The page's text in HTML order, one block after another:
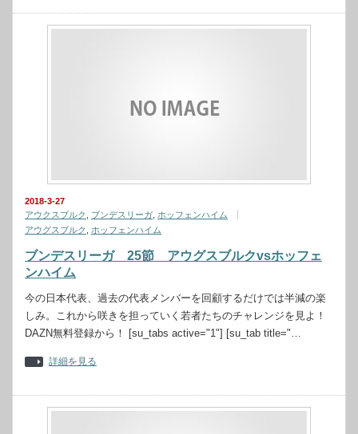
2018-3-27
アウクスブルク
ブンデスリーガ ホッフェンハイム
アウグスブルク
ホッフェンハイム
ブンデスリーガ 25節 アウグスブルクvsホッフェ
ンハイム
今の日本代表、過去の代表メンバーを回顧するだけでは半減の楽
しみ。これから咲きを担っていく若者たちのチャレンジを見よ！
DAZN無料登録から！ [su_tabs active="1"] [su_tab title="…
詳細を見る